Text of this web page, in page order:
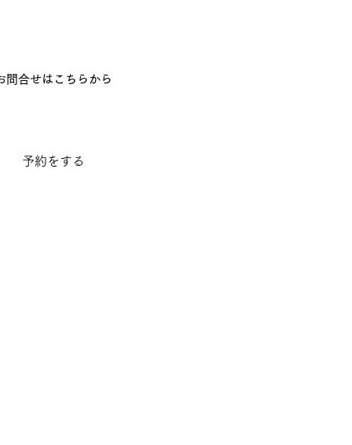
問合せはこちらから
予約をする